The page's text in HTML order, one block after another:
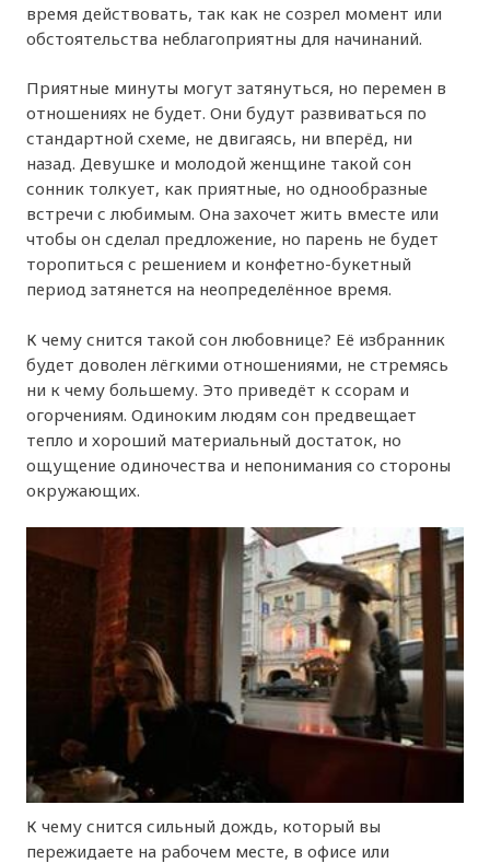
время действовать, так как не созрел момент или
обстоятельства неблагоприятны для начинаний.
Приятные минуты могут затянуться, но перемен в
отношениях не будет. Они будут развиваться по
стандартной схеме, не двигаясь, ни вперёд, ни
назад. Девушке и молодой женщине такой сон
сонник толкует, как приятные, но однообразные
встречи с любимым. Она захочет жить вместе или
чтобы он сделал предложение, но парень не будет
торопиться с решением и конфетно-букетный
период затянется на неопределённое время.
К чему снится такой сон любовнице? Её избранник
будет доволен лёгкими отношениями, не стремясь
ни к чему большему. Это приведёт к ссорам и
огорчениям. Одиноким людям сон предвещает
тепло и хороший материальный достаток, но
ощущение одиночества и непонимания со стороны
окружающих.
К чему снится сильный дождь, который вы
пережидаете на рабочем месте, в офисе или